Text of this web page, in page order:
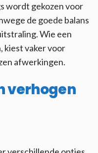
wordt gekozen voor
de goede balans
Wie een
kiest vaker voor
afwerkingen.
verhogen